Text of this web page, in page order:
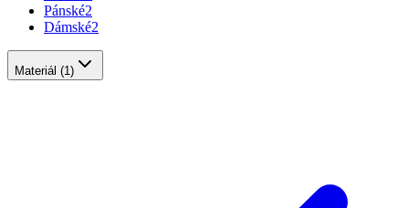
Pánské2
Dámské2
Materiál (1)